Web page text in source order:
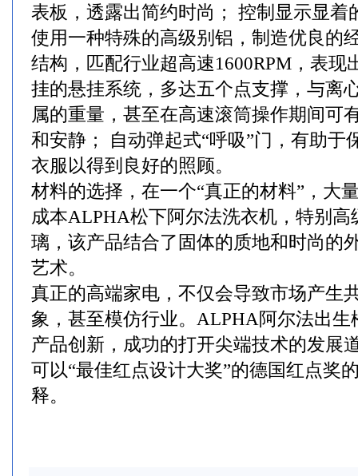
表板，透露出简约时尚； 控制显示显着
使用一种特殊的高级别铝，制造优良的
结构，匹配行业超高速1600RPM，表现
挂的悬挂系统，多达五个点支撑，与离
属的重量，甚至在高速滚筒操作期间可
和安静； 自动弹起式“呼吸”门，有助于
衣服以得到良好的照顾。
材料的选择，在一个“真正的材料”，大
成本ALPHA松下阿尔法洗衣机，特别高
璃，该产品结合了固体的质地和时尚的
艺术。
真正的高端家电，不仅会导致市场产生
象，甚至模仿行业。ALPHA阿尔法出生
产品创新，成功的打开尖端技术的发展
可以“最佳红点设计大奖”的德国红点奖
释。